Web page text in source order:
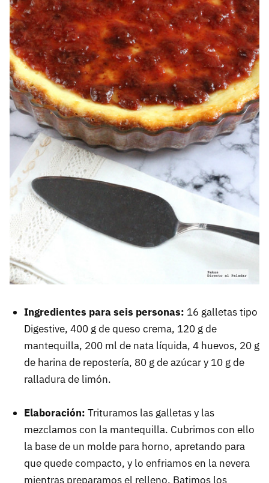
Ingredientes para seis personas: 16 galletas tipo
Digestive, 400 g de queso crema, 120 g de
mantequilla, 200 ml de nata líquida, 4 huevos, 20 g
de harina de repostería, 80 g de azúcar y 10 g de
ralladura de limón.
Elaboración: Trituramos las galletas y las
mezclamos con la mantequilla. Cubrimos con ello
la base de un molde para horno, apretando para
que quede compacto, y lo enfriamos en la nevera
mientras preparamos el relleno. Batimos los